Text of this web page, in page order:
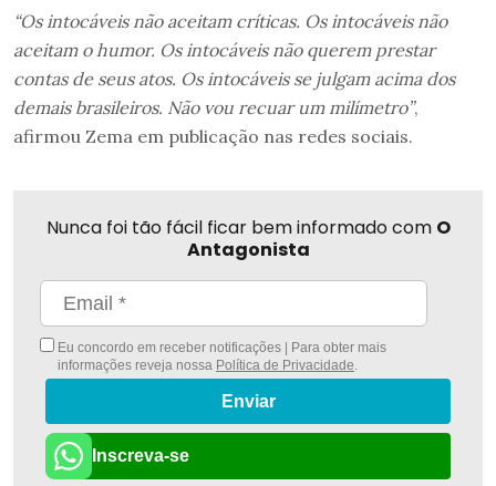
“Os intocáveis não aceitam críticas. Os intocáveis não
aceitam o humor. Os intocáveis não querem prestar
contas de seus atos. Os intocáveis se julgam acima dos
demais brasileiros. Não vou recuar um milímetro”,
afirmou Zema em publicação nas redes sociais.
Nunca foi tão fácil ficar bem informado com O
Antagonista
Eu concordo em receber notificações | Para obter mais
informações reveja nossa Política de Privacidade.
Enviar
Inscreva-se